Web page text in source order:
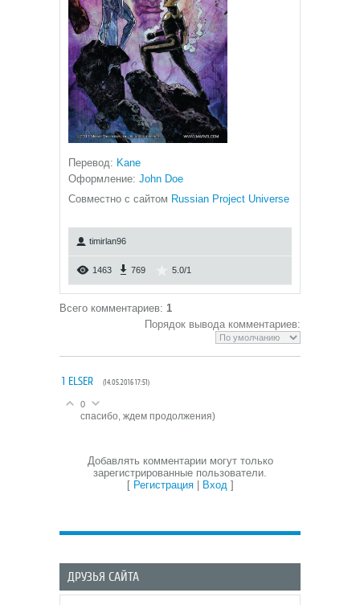
Перевод: Kane
Оформление: John Doe
Совместно с сайтом Russian Project Universe
timirlan96
1463 769 5.0/1
Всего комментариев: 1
Порядок вывода комментариев:
1 ELSER (14.05.2016 17:51)
0
спасибо, ждем продолжения)
Добавлять комментарии могут только
зарегистрированные пользователи.
[ Регистрация| Вход]
ДРУЗЬЯ САЙТА